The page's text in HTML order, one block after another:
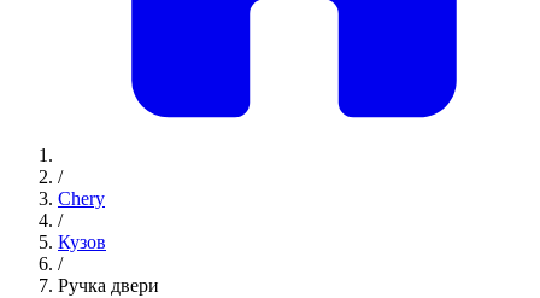
/
Chery
/
Кузов
/
Ручка двери